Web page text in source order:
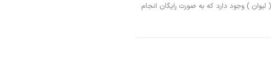
) وجود دارد که به صورت رایگان انجام